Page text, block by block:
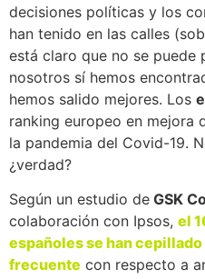
decisiones políticas y los
han tenido en las calles
está claro que no se puede
nosotros sí hemos
hemos salido mejores. Los
ranking europeo en mejora
la pandemia del Covid-19.
¿verdad?
Según un estudio de GSK
colaboración con Ipsos, el
españoles se han
frecuente con respecto a